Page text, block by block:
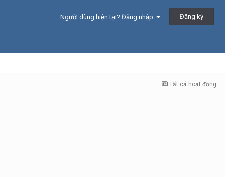
Người dùng hiện tại? Đăng nhập Đăng ký
Tất cả hoạt động